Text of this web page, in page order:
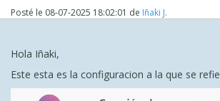
Posté le 08-07-2025 18:02:01 de Iñaki J.
Hola Iñaki,
Este esta es la configuracion a la que se